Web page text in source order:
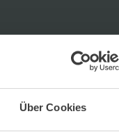
Über Cookies